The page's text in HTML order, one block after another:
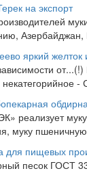
на экспорт
Азербайджан,
яркий
реализует
муку
пищевых
песок ГОСТ